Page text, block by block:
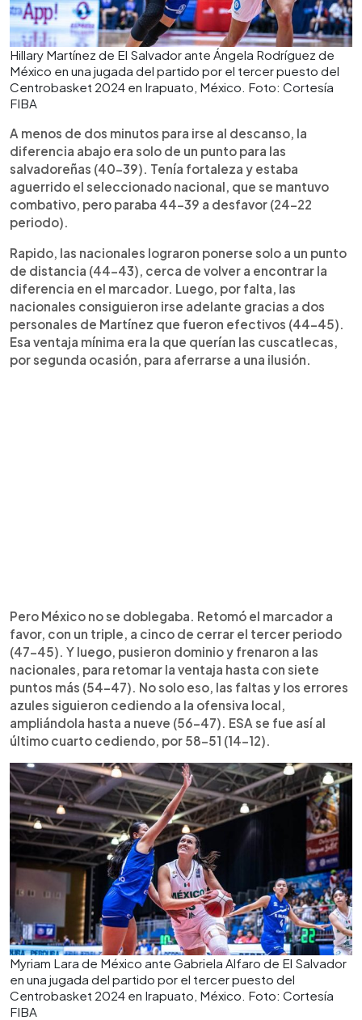
Hillary Martínez de El Salvador ante Ángela Rodríguez de
México en una jugada del partido por el tercer puesto del
Centrobasket 2024 en Irapuato, México. Foto: Cortesía
FIBA
A menos de dos minutos para irse al descanso, la
diferencia abajo era solo de un punto para las
salvadoreñas (40-39). Tenía fortaleza y estaba
aguerrido el seleccionado nacional, que se mantuvo
combativo, pero paraba 44-39 a desfavor (24-22
periodo).
Rapido, las nacionales lograron ponerse solo a un punto
de distancia (44-43), cerca de volver a encontrar la
diferencia en el marcador. Luego, por falta, las
nacionales consiguieron irse adelante gracias a dos
personales de Martínez que fueron efectivos (44-45).
Esa ventaja mínima era la que querían las cuscatlecas,
por segunda ocasión, para aferrarse a una ilusión.
Pero México no se doblegaba. Retomó el marcador a
favor, con un triple, a cinco de cerrar el tercer periodo
(47-45). Y luego, pusieron dominio y frenaron a las
nacionales, para retomar la ventaja hasta con siete
puntos más (54-47). No solo eso, las faltas y los errores
azules siguieron cediendo a la ofensiva local,
ampliándola hasta a nueve (56-47). ESA se fue así al
último cuarto cediendo, por 58-51 (14-12).
Myriam Lara de México ante Gabriela Alfaro de El Salvador
en una jugada del partido por el tercer puesto del
Centrobasket 2024 en Irapuato, México. Foto: Cortesía
FIBA